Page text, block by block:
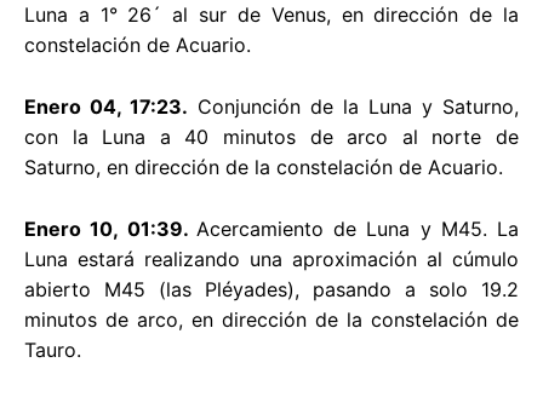
Luna a 1° 26´ al sur de Venus, en dirección de la
constelación de Acuario.
Enero 04, 17:23. Conjunción de la Luna y Saturno,
con la Luna a 40 minutos de arco al norte de
Saturno, en dirección de la constelación de Acuario.
Enero 10, 01:39. Acercamiento de Luna y M45. La
Luna estará realizando una aproximación al cúmulo
abierto M45 (las Pléyades), pasando a solo 19.2
minutos de arco, en dirección de la constelación de
Tauro.